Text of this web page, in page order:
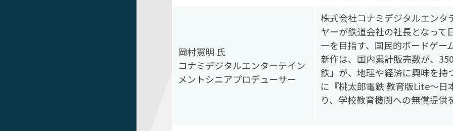
岡村憲明 氏
コナミデジタルエンターテイン
メントシニアプロデューサー
株式会社コナミデジタルエンタ
ヤーが鉄道会社の社長となって
一を目指す、国民的ボードゲー
新作は、国内累計販売数が、
鉄」が、地理や経済に興味を持
に『桃太郎電鉄 教育版Lite～日
り、学校教育機関への無償提供